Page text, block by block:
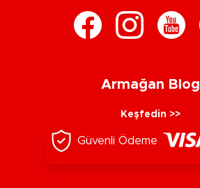
Armağan Blog
Keşfedin >>
Güvenli Ödeme